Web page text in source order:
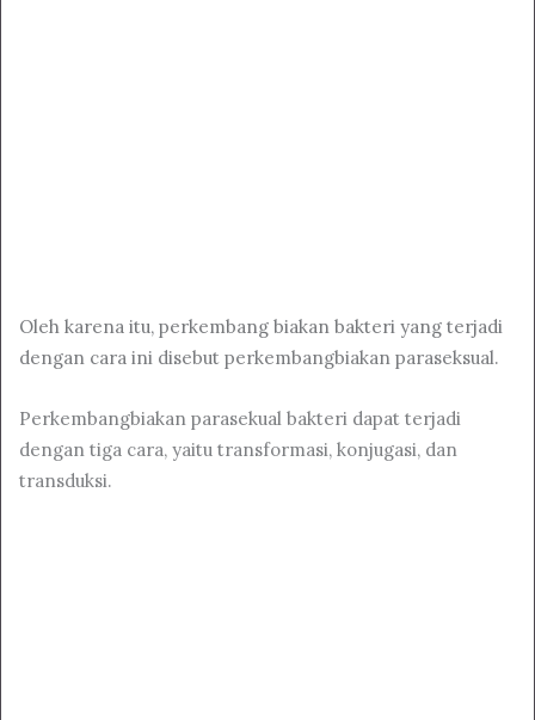
Oleh karena itu, perkembang biakan bakteri yang terjadi
dengan cara ini disebut perkembangbiakan paraseksual.
Perkembangbiakan parasekual bakteri dapat terjadi
dengan tiga cara, yaitu transformasi, konjugasi, dan
transduksi.